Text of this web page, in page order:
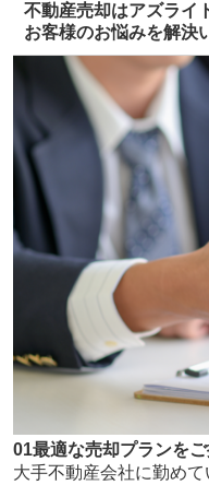
不動産売却はアズライ
お客様のお悩みを解決
01最適な売却プランを
大手不動産会社に勤め